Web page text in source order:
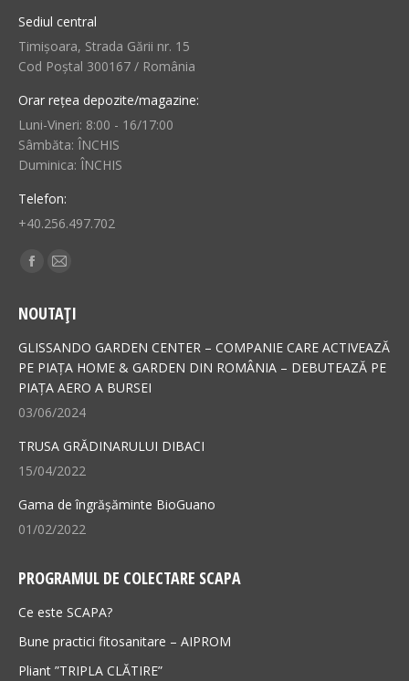
Sediul central
Timișoara, Strada Gării nr. 15
Cod Poștal 300167 / România
Orar rețea depozite/magazine:
Luni-Vineri: 8:00 - 16/17:00
Sâmbăta: ÎNCHIS
Duminica: ÎNCHIS
Telefon:
+40.256.497.702
Find us on:
Facebook
opens
in
new
window
Mail
opens
in
new
window
NOUTAȚI
GLISSANDO GARDEN CENTER – COMPANIE CARE ACTIVEAZĂ
PE PIAȚA HOME & GARDEN DIN ROMÂNIA – DEBUTEAZĂ PE
PIAȚA AERO A BURSEI
03/06/2024
TRUSA GRĂDINARULUI DIBACI
15/04/2022
Gama de îngrășăminte BioGuano
01/02/2022
PROGRAMUL DE COLECTARE SCAPA
Ce este SCAPA?
Bune practici fitosanitare – AIPROM
Pliant ”TRIPLA CLĂTIRE”